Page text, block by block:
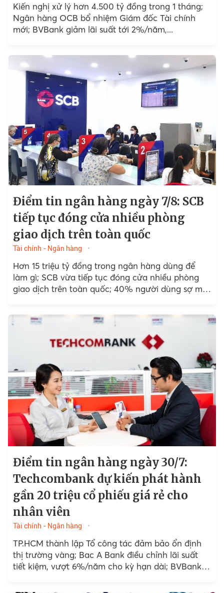
Kiến nghị xử lý hơn 4.500 tỷ đồng trong 1 tháng;
Ngân hàng OCB bổ nhiệm Giám đốc Tài chính
mới; BVBank giảm lãi suất tới 2%/năm,...
Điểm tin ngân hàng ngày 7/8: SCB
tiếp tục đóng cửa nhiều phòng
giao dịch trên toàn quốc
Tài chính - Ngân hàng
Hơn 15 triệu tỷ đồng trong ngân hàng dùng để
làm gì; SCB vừa tiếp tục đóng cửa nhiều phòng
giao dịch trên toàn quốc; 40% người dùng sợ mất
Điểm tin ngân hàng ngày 30/7:
Techcombank dự kiến phát hành
gần 20 triệu cổ phiếu giá rẻ cho
nhân viên
Tài chính - Ngân hàng
TP.HCM thành lập Tổ công tác đảm bảo ổn định
thị trường vàng; Bac A Bank điều chỉnh lãi suất
tiết kiệm, vượt 6%/năm cho kỳ hạn dài; BVBank